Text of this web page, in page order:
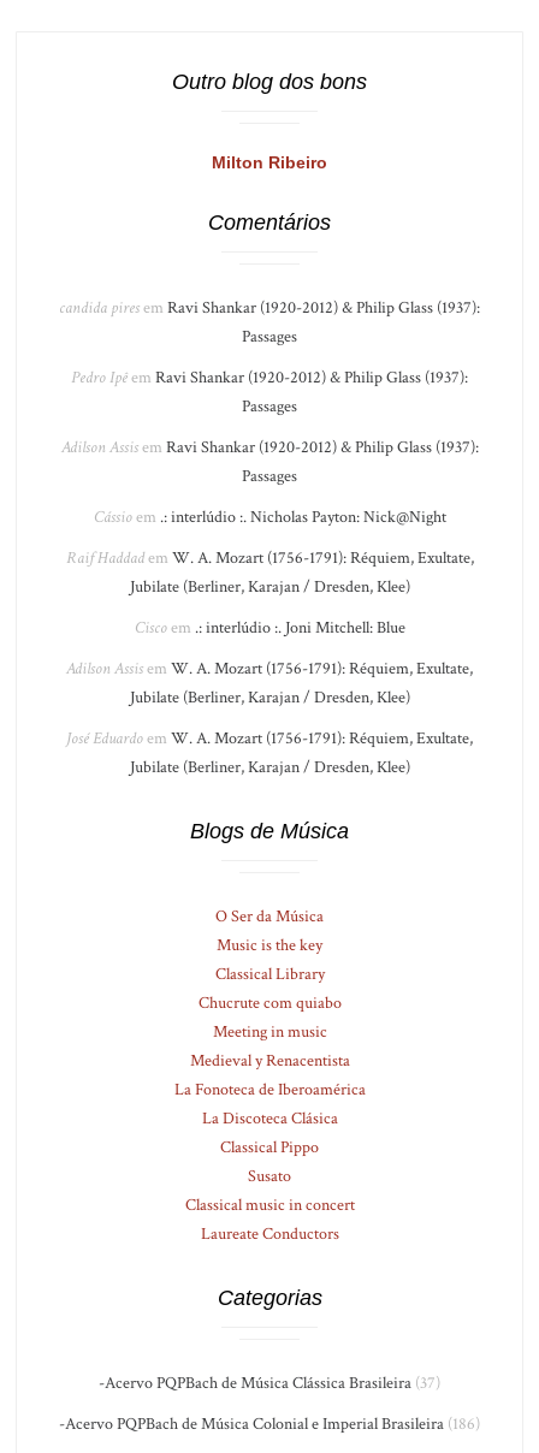
Outro blog dos bons
Milton Ribeiro
Comentários
candida piresem Ravi Shankar (1920-2012) & Philip Glass (1937):
Passages
Pedro Ipêem Ravi Shankar (1920-2012) & Philip Glass (1937):
Passages
Adilson Assisem Ravi Shankar (1920-2012) & Philip Glass (1937):
Passages
Cássioem .: interlúdio :. Nicholas Payton: Nick@Night
Raif Haddadem W. A. Mozart (1756-1791): Réquiem, Exultate,
Jubilate (Berliner, Karajan / Dresden, Klee)
Ciscoem .: interlúdio :. Joni Mitchell: Blue
Adilson Assisem W. A. Mozart (1756-1791): Réquiem, Exultate,
Jubilate (Berliner, Karajan / Dresden, Klee)
José Eduardoem W. A. Mozart (1756-1791): Réquiem, Exultate,
Jubilate (Berliner, Karajan / Dresden, Klee)
Blogs de Música
O Ser da Música
Music is the key
Classical Library
Chucrute com quiabo
Meeting in music
Medieval y Renacentista
La Fonoteca de Iberoamérica
La Discoteca Clásica
Classical Pippo
Susato
Classical music in concert
Laureate Conductors
Categorias
-Acervo PQPBach de Música Clássica Brasileira (37)
-Acervo PQPBach de Música Colonial e Imperial Brasileira (186)